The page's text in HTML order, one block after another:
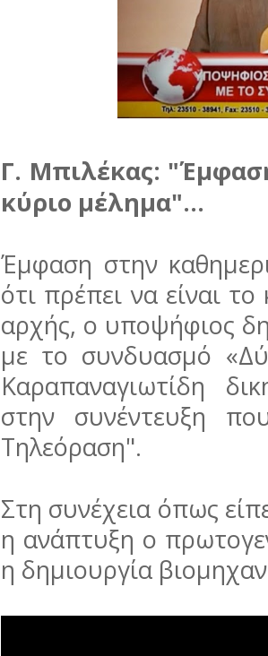
Γ. Μπιλέκας:
κύριο μέλημα"...
Έμφαση στην
ότι πρέπει να είναι
αρχής, ο υποψήφιος
με το συνδυασμό
Καραπαναγιωτίδη
στην συνέντευξη
Τηλεόραση".
Στη συνέχεια όπως
η ανάπτυξη ο
η δημιουργία